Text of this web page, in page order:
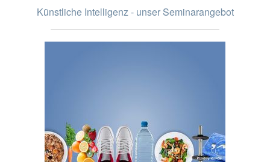
Künstliche Intelligenz - unser Seminarangebot